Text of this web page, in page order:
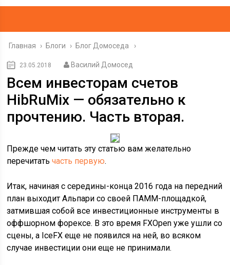
Главная › Блоги › Блог Домоседа
23.05.2018 Василий Домосед
Всем инвесторам счетов
HibRuMix — обязательно к
прочтению. Часть вторая.
Прежде чем читать эту статью вам желательно
перечитатьчасть первую.
Итак, начиная с середины-конца 2016 года на передний
план выходит Альпари со своей ПАММ-площадкой,
затмившая собой все инвестиционные инструменты в
оффшорном форексе. В это время FXOpen уже ушли со
сцены, а IceFX еще не появился на ней, во всяком
случае инвестиции они еще не принимали.